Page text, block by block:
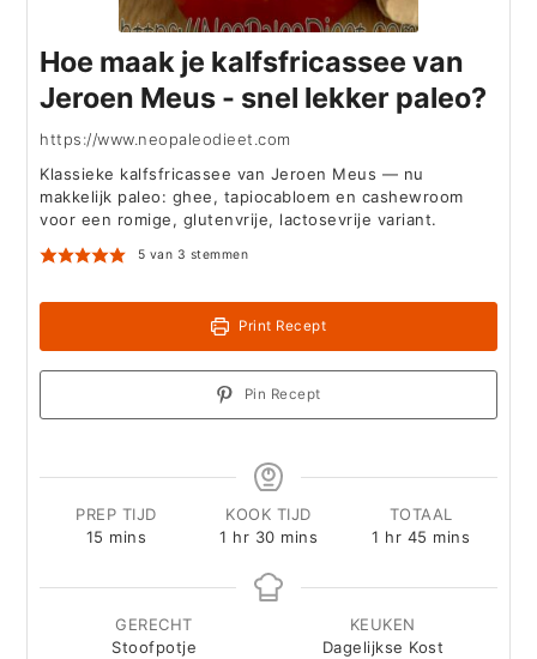
Hoe maak je kalfsfricassee van
Jeroen Meus - snel lekker paleo?
https://www.neopaleodieet.com
Klassieke kalfsfricassee van Jeroen Meus — nu
makkelijk paleo: ghee, tapiocabloem en cashewroom
voor een romige, glutenvrije, lactosevrije variant.
5 van 3 stemmen
Print Recept
Pin Recept
PREP TIJD
15 minutes
mins
KOOK TIJD
1 hour
hr 30minutes
mins
TOTAAL
1 hour
hr 45 minutes
mins
GERECHT
Stoofpotje
KEUKEN
Dagelijkse Kost